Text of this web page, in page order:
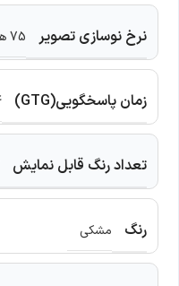
نرخ نوسازی تصویر 75 هرتز
زمان پاسخگویی(GTG) 4
تعداد رنگ قابل نمایش
رنگ مشکی